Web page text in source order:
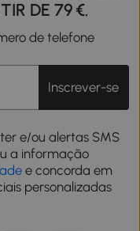
DE 79 €.
de telefone
Inscrever-se
e/ou alertas SMS
a informação
e concorda em
personalizadas